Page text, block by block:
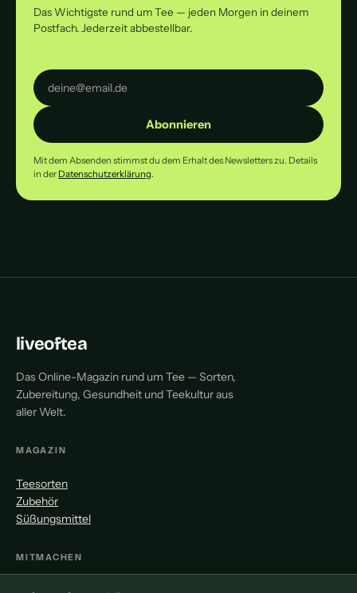
Das Wichtigste rund um Tee — jeden Morgen in deinem
Postfach. Jederzeit abbestellbar.
Abonnieren
Mit dem Absenden stimmst du dem Erhalt des Newsletters zu. Details
in der Datenschutzerklärung.
liveoftea
Das Online-Magazin rund um Tee — Sorten,
Zubereitung, Gesundheit und Teekultur aus
aller Welt.
MAGAZIN
Teesorten
Zubehör
Süßungsmittel
MITMACHEN